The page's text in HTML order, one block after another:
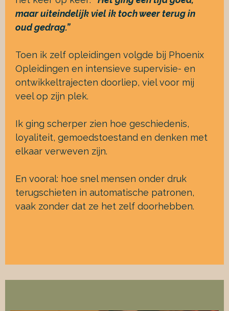
maar uiteindelijk viel ik toch weer terug in
oud gedrag.”
Toen ik zelf opleidingen volgde bij Phoenix
Opleidingen en intensieve supervisie- en
ontwikkeltrajecten doorliep, viel voor mij
veel op zijn plek.
Ik ging scherper zien hoe geschiedenis,
loyaliteit, gemoedstoestand en denken met
elkaar verweven zijn.
En vooral: hoe snel mensen onder druk
terugschieten in automatische patronen,
vaak zonder dat ze het zelf doorhebben.